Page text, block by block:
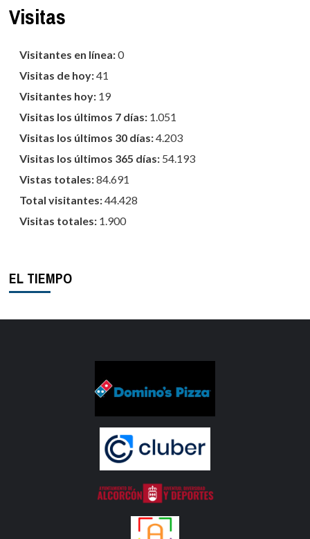
Visitas
Visitantes en línea:0
Visitas de hoy:41
Visitantes hoy: 19
Visitas los últimos 7 días: 1.051
Visitas los últimos 30 días:4.203
Visitas los últimos 365 días: 54.193
Vistas totales:84.691
Total visitantes:44.428
Visitas totales: 1.900
EL TIEMPO